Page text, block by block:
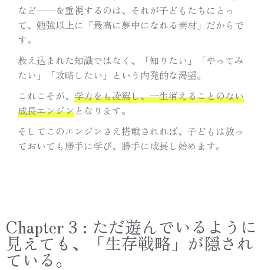
など——を重視するのは、それが子どもたちにとっ
て、勉強以上に「最高に夢中になれる素材」だからで
す。
教え込まれた知識ではなく、「知りたい」「やってみ
たい」「攻略したい」という内発的な渇望。
これこそが、 学力をも凌駕し、一生消えることのない
成長エンジンとなります。
そしてこのエンジンさえ搭載されれば、子どもは放っ
ておいても勝手に学び、勝手に成長し始めます。
Chapter 3 : ただ遊んでいるように
見えても、「生存戦略」が隠され
ている。